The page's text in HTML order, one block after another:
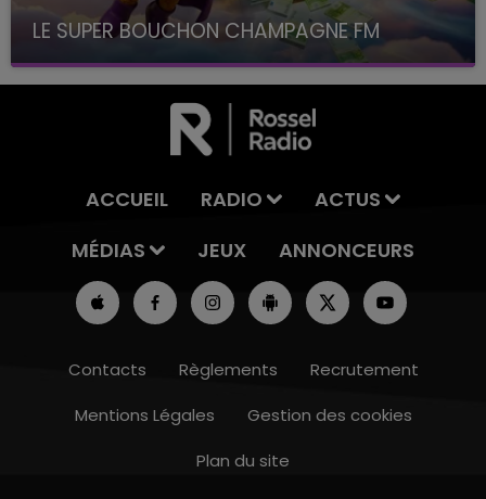
16h00 - 20h00
LE SUPER BOUCHON CHAMPAGNE FM
avec La Famille Champagne FM, à 8H10
ACCUEIL RADIO
ACTUS
MÉDIAS
JEUX ANNONCEURS
Contacts Règlements
Recrutement
Mentions Légales
Gestion des cookies
Plan du site